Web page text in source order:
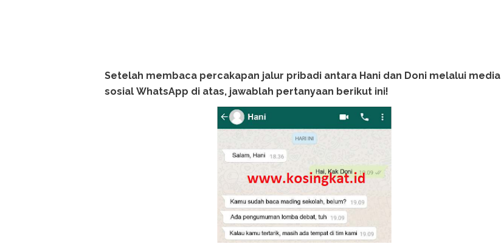
Setelah membaca percakapan jalur pribadi antara Hani dan Doni melalui media
sosial WhatsApp di atas, jawablah pertanyaan berikut ini!